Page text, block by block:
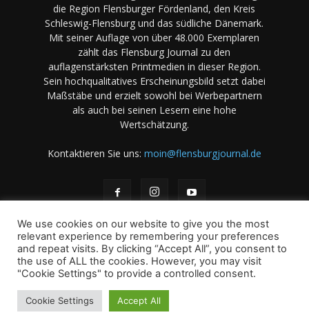
die Region Flensburger Fördenland, den Kreis
Schleswig-Flensburg und das südliche Dänemark.
Mit seiner Auflage von über 48.000 Exemplaren
zählt das Flensburg Journal zu den
auflagenstärksten Printmedien in dieser Region.
Sein hochqualitatives Erscheinungsbild setzt dabei
Maßstäbe und erzielt sowohl bei Werbepartnern
als auch bei seinen Lesern eine hohe
Wertschätzung.
Kontaktieren Sie uns: moin@flensburgjournal.de
Über uns Stellenangebote Impressum
Datenschutz
Magazin-Archiv
Das Magazin Mediadaten
© 2001-2026 copyright by A. B & M Art. Books & Magazines -
We use cookies on our website to give you the most
relevant experience by remembering your preferences
and repeat visits. By clicking “Accept All”, you consent to
the use of ALL the cookies. However, you may visit
"Cookie Settings" to provide a controlled consent.
Cookie Settings Accept All